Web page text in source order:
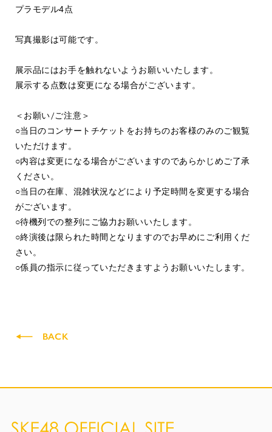
プラモデル4点
写真撮影は可能です。
展示品にはお手を触れないようお願いいたします。
展示する点数は変更になる場合がございます。
＜お願い/ご注意＞
○当日のコンサートチケットをお持ちのお客様のみのご観覧
いただけます。
○内容は変更になる場合がございますのであらかじめご了承
ください。
○当日の在庫、混雑状況などにより予定時間を変更する場合
がございます。
○待機列での整列にご協力お願いいたします。
○終演後は限られた時間となりますのでお早めにご利用くだ
さい。
○係員の指示に従っていただきますようお願いいたします。
BACK